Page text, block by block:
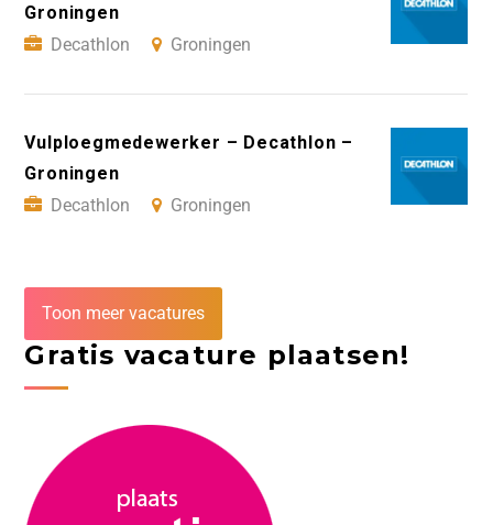
Groningen
Decathlon
Groningen
Vulploegmedewerker – Decathlon –
Groningen
Decathlon
Groningen
Toon meer vacatures
Gratis vacature plaatsen!